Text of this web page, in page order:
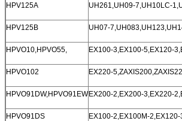
HPV125A UH261,UH09-7,UH10LC-
HPV125B UH07-
HPVO10,HPVO55, EX100-3,EX100-5,EX120-
HPVO102 EX220-
HPVO91DW,HPVO91EWEX200-2,EX200-3,EX220-
HPVO91DS EX100-2,EX100M-2,EX120-